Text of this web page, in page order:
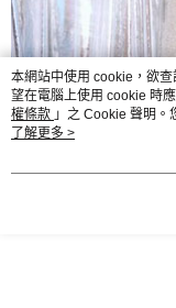
本網站中使用 cookie，欲
望在電腦上使用 cookie 時
權條款 」之 Cookie 聲明。
用條款之 Cookie 聲明使用
了解更多 >